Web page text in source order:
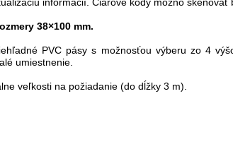
38×100 mm.
PVC pásy s možnosťou výberu zo 4
umiestnenie.
veľkosti na požiadanie (do dĺžky 3 m).